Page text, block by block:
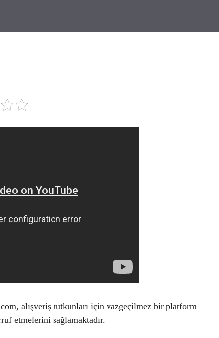
alışveriş tutkunları için vazgeçilmez bir platform
etmelerini sağlamaktadır.